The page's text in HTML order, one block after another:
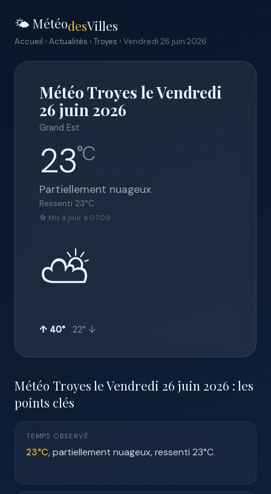
🌤️ MétéodesVilles
Accueil › Actualités › Troyes › Vendredi 26 juin 2026
Météo Troyes le Vendredi
26 juin 2026
Grand Est
23°C
Partiellement nuageux
Ressenti 23°C
🔄 Mis à jour à 07:09
⛅
↑ 40° 22° ↓
Météo Troyes le Vendredi 26 juin 2026 : les
points clés
TEMPS OBSERVÉ
23°C, partiellement nuageux, ressenti 23°C.